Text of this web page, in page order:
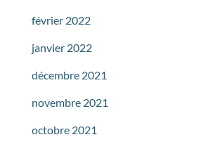
février 2022
janvier 2022
décembre 2021
novembre 2021
octobre 2021